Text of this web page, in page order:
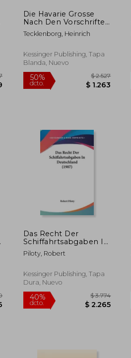
$ 2.216
$ 3.477
$ 1.739
Die Havarie Grosse
Nach Den Vorschriften
Des Allgemeinen
Deutschen Handels-
(en Alemán)
Tecklenborg, Heinrich
Kessinger Publishing, Tapa
Blanda, Nuevo
50%
Das Recht Der
Schiffahrtsabgaben In
Deutschland (1907)
(en Alemán)
Piloty, Robert
Kessinger Publishing, Tapa
Dura, Nuevo